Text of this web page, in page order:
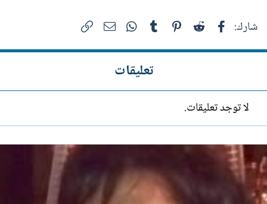
شارك: فيسبوك Reddit
Pinterest
Tumblr
WhatsAppالبريد الإلكتروني
تعليقات
لا توجد تعليقات.